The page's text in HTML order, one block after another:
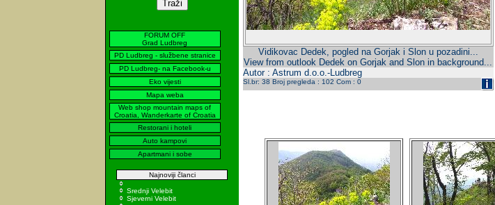
FORUM OFF
Grad Ludbreg
PD Ludbreg - službene stranice
PD Ludbreg- na Facebook-u
Eko vijesti
Mapa weba
Web shop mountain maps of
Croatia, Wanderkarte of Croatia
Restorani i hoteli
Auto kampovi
Apartmani i sobe
Najnoviji članci
Srednji Velebit
Sjeverni Velebit
Vidikovac Dedek, pogled na Gorjak i Slon u pozadini...
View from outlook Dedek on Gorjak and Slon in background...
Autor : Astrum d.o.o.-Ludbreg
Sl.br: 38 Broj pregleda : 102 Com : 0